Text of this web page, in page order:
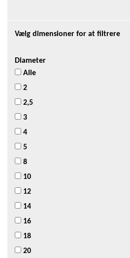
Vælg dimensioner for at filtrere
Diameter
Alle
2
2,5
3
4
5
8
10
12
14
16
18
20